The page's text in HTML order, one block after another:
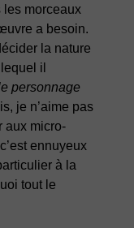
les morceaux
a besoin.
la nature
il
personnage
je n’aime pas
aux micro-
ennuyeux
à la
tout le